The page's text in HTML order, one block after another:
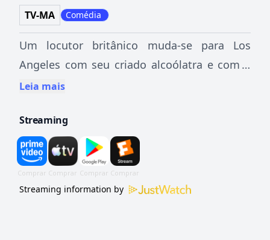
TV-MA Comédia
Um locutor britânico muda-se para Los
Angeles com seu criado alcoólatra e com a
bagagem de vários casamentos fracassados
Leia mais
Streaming
Streaming information by